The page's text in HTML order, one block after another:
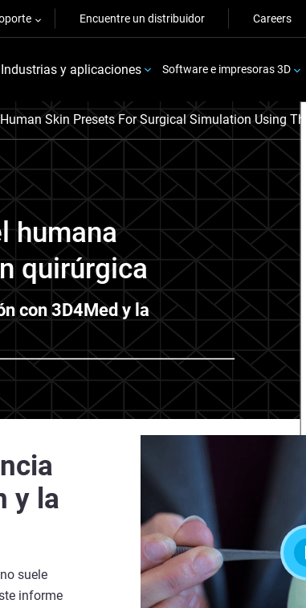
Encuentre un distribuidor Careers
Industrias y aplicaciones Software e impresoras 3D
Skin Presets For Surgical Simulation Using
humana
quirúrgica
con 3D4Med y la
y la
suele
informe